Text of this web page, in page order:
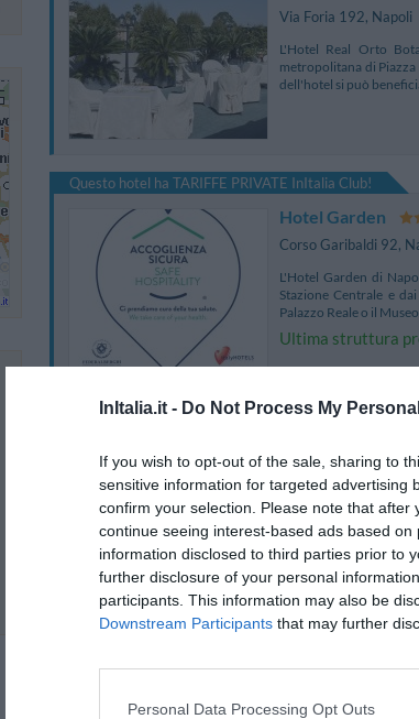
InItalia.it - Do Not Process My
If you wish to opt-out of the sale, sharing to
sensitive information for targeted advertising
confirm your selection. Please note that
continue seeing interest-based ads based
information disclosed to third parties prior to
further disclosure of your personal
participants. This information may also be
Downstream Participants that may further
Personal Data Processing Opt Outs
Via Foria 192, Napoli
L'Hotel Real Orto
metropolitana di
dell'hotel si può
Questo hotel ha TARIFFE PRIVATE InItalia Club!
Hotel Garden
Corso Garibaldi 92,
L'Hotel Garden di
Stazione Centrale e
Palazzo Reale o il Museo
Ultima struttura
Best Western
Il Best Western Hotel
Napoli, a soli 200
Circumvesuviana.
Hotel Siri
L'Hotel Siri è un
dello shopping, e a